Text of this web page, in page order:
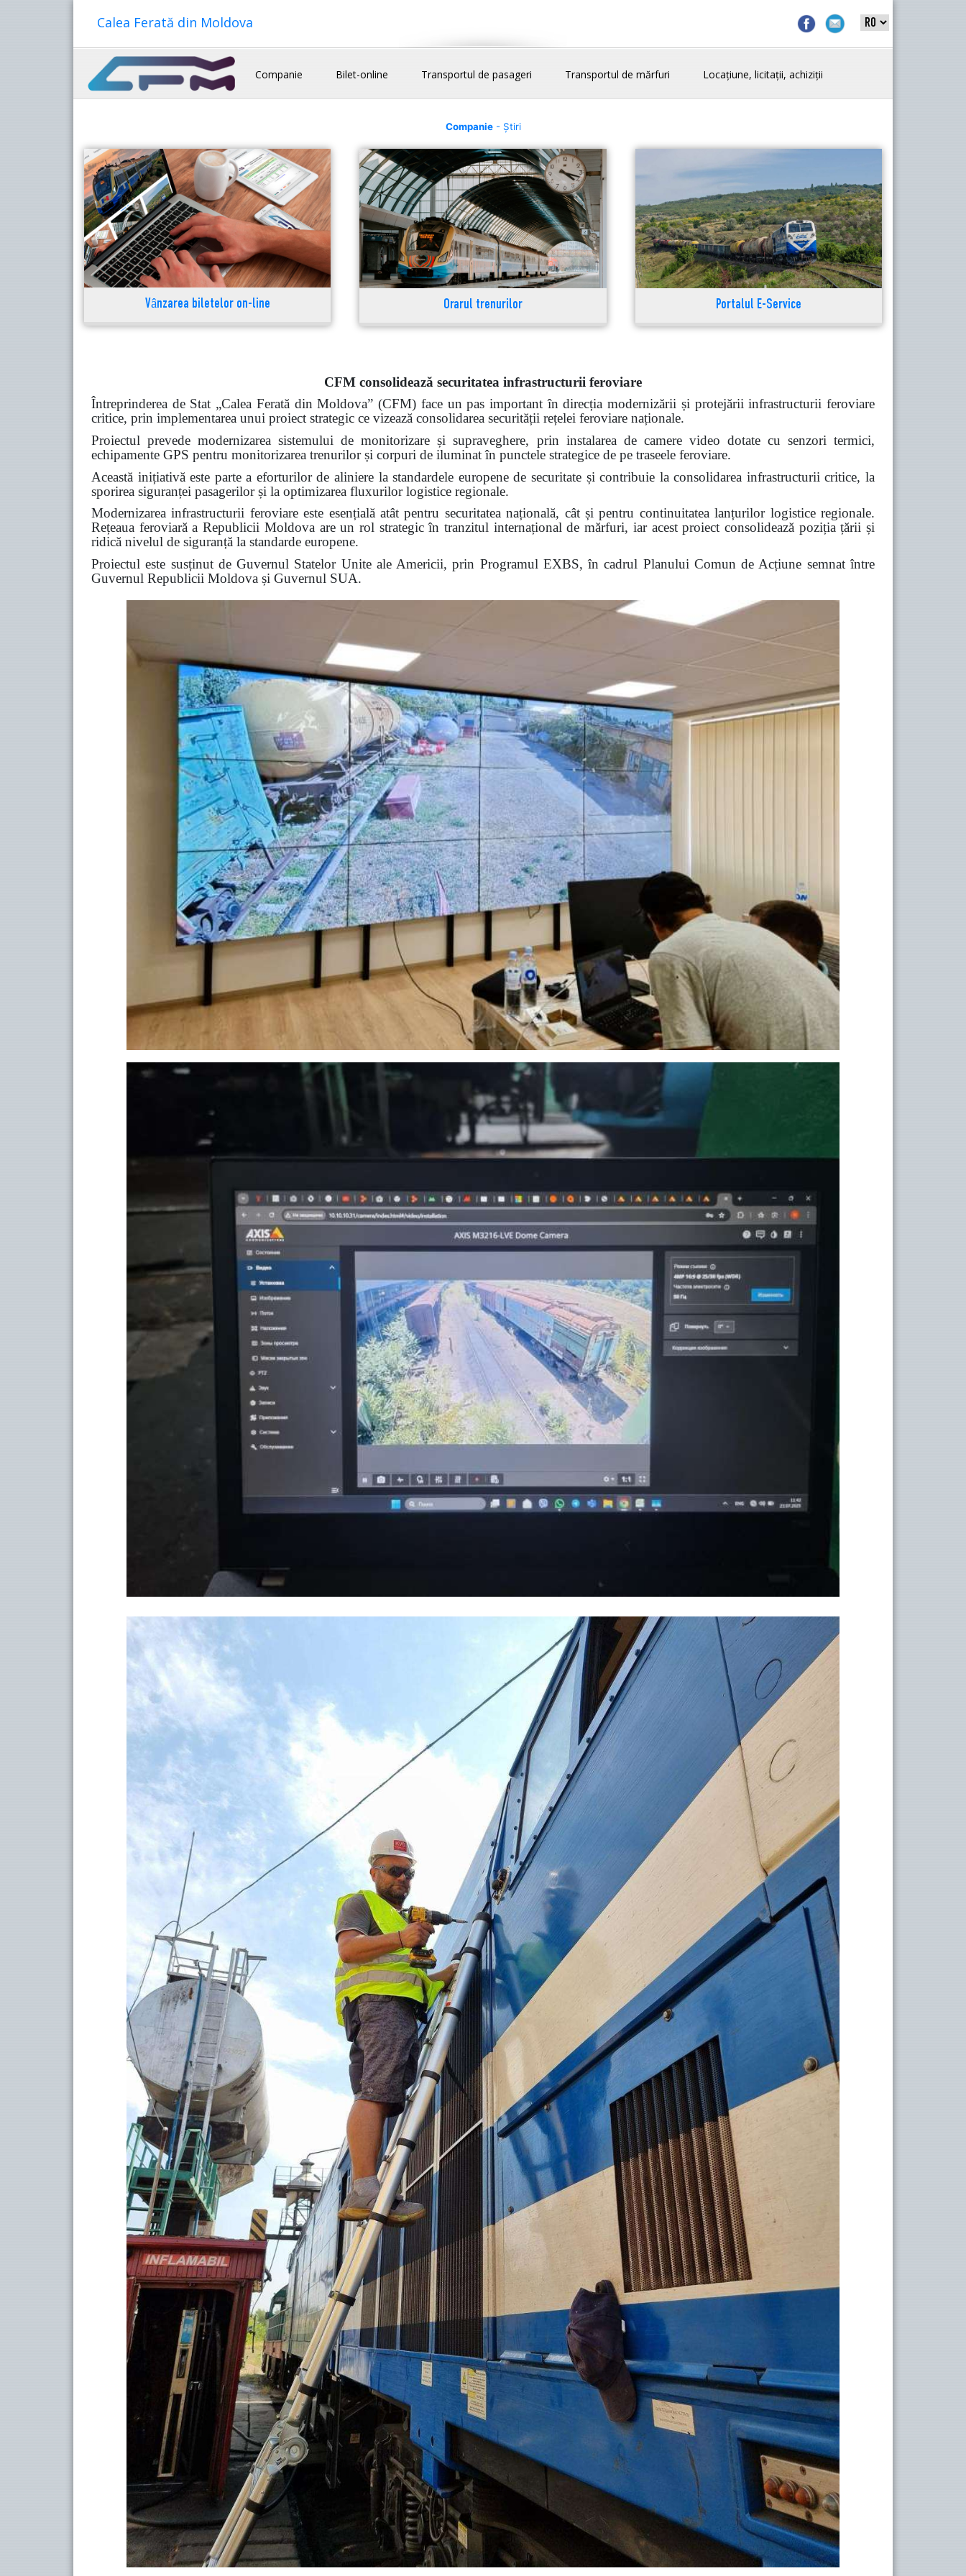
Calea Ferată din Moldova
Companie Bilet-online Transportul de pasageri Transportul de mărfuri Locațiune, licitații, achiziții
Companie- Știri
Vânzarea biletelor on-line Orarul trenurilor Portalul E-Service
CFM consolidează securitatea infrastructurii feroviare
Întreprinderea de Stat „Calea Ferată din Moldova” (CFM) face un pas important în direcția modernizării și protejării infrastructurii feroviare
critice, prin implementarea unui proiect strategic ce vizează consolidarea securității rețelei feroviare naționale.
Proiectul prevede modernizarea sistemului de monitorizare și supraveghere, prin instalarea de camere video dotate cu senzori termici,
echipamente GPS pentru monitorizarea trenurilor și corpuri de iluminat în punctele strategice de pe traseele feroviare.
Această inițiativă este parte a eforturilor de aliniere la standardele europene de securitate și contribuie la consolidarea infrastructurii critice, la
sporirea siguranței pasagerilor și la optimizarea fluxurilor logistice regionale.
Modernizarea infrastructurii feroviare este esențială atât pentru securitatea națională, cât și pentru continuitatea lanțurilor logistice regionale.
Rețeaua feroviară a Republicii Moldova are un rol strategic în tranzitul internațional de mărfuri, iar acest proiect consolidează poziția țării și
ridică nivelul de siguranță la standarde europene.
Proiectul este susținut de Guvernul Statelor Unite ale Americii, prin Programul EXBS, în cadrul Planului Comun de Acțiune semnat între
Guvernul Republicii Moldova și Guvernul SUA.